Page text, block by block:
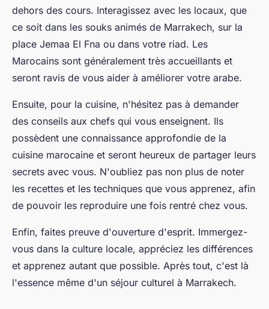
dehors des cours. Interagissez avec les locaux, que
ce soit dans les souks animés de Marrakech, sur la
place Jemaa El Fna ou dans votre riad. Les
Marocains sont généralement très accueillants et
seront ravis de vous aider à améliorer votre arabe.
Ensuite, pour la cuisine, n'hésitez pas à demander
des conseils aux chefs qui vous enseignent. Ils
possèdent une connaissance approfondie de la
cuisine marocaine et seront heureux de partager leurs
secrets avec vous. N'oubliez pas non plus de noter
les recettes et les techniques que vous apprenez, afin
de pouvoir les reproduire une fois rentré chez vous.
Enfin, faites preuve d'ouverture d'esprit. Immergez-
vous dans la culture locale, appréciez les différences
et apprenez autant que possible. Après tout, c'est là
l'essence même d'un séjour culturel à Marrakech.